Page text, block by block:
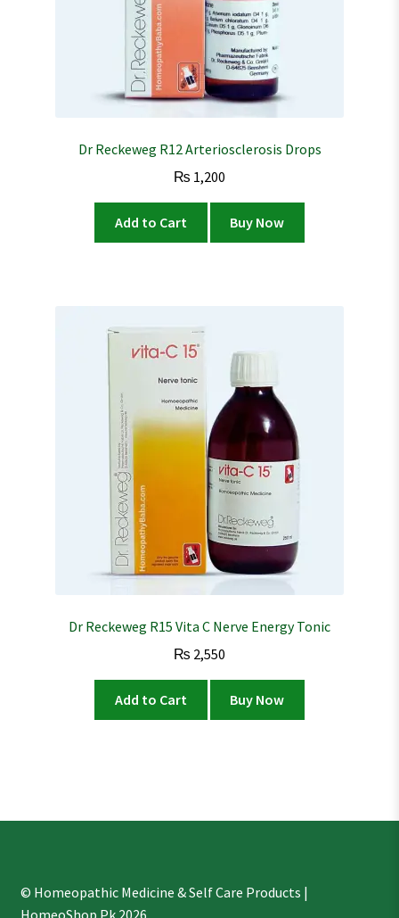
Dr Reckeweg R12 Arteriosclerosis Drops
₨ 1,200
Add to Cart Buy Now
Dr Reckeweg R15 Vita C Nerve Energy Tonic
₨ 2,550
Add to Cart Buy Now
© Homeopathic Medicine & Self Care Products |
HomeoShop.Pk 2026